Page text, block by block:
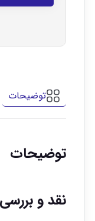
توضیحات
توضیحات
نقد و